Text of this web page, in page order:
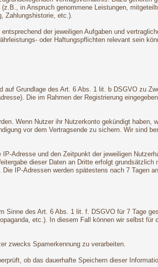
in Anspruch genommene Leistungen,
Zahlungshistorie, etc.).
der jeweiligen Aufgaben und
oder Haftungspflichten relevant sein
Grundlage des Art. 6 Abs. 1 lit. b DSGVO zu
Die im Rahmen der Registrierung
Wenn Nutzer ihr Nutzerkonto gekündigt haben,
vor dem Vertragsende zu sichern. Wir sind
Adresse und den Zeitpunkt der jeweiligen
dieser Daten an Dritte erfolgt
IP-Adressen werden spätestens nach 7 Tagen
Sinne des Art. 6 Abs. 1 lit. f. DSGVO für 7 Tage
etc.). In diesem Fall können wir selbst für
zwecks Spamerkennung zu verarbeiten.
ob das dauerhafte Speichern dieser